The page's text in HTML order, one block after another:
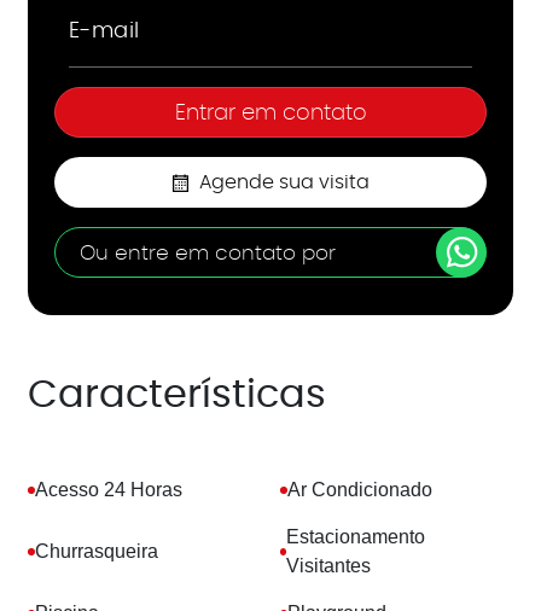
Agende sua visita
Ou entre em contato por
Características
Acesso 24 Horas Ar Condicionado
Churrasqueira
Estacionamento
Visitantes